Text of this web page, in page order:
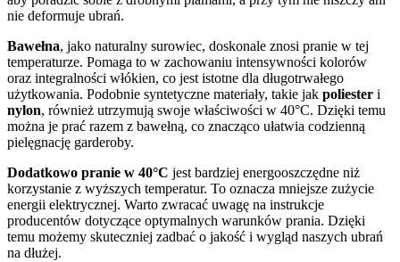
nie deformuje ubrań.
Bawełna, jako naturalny surowiec, doskonale znosi pranie w tej
temperaturze. Pomaga to w zachowaniu intensywności kolorów
oraz integralności włókien, co jest istotne dla długotrwałego
użytkowania. Podobnie syntetyczne materiały, takie jak poliester i
nylon, również utrzymują swoje właściwości w 40°C. Dzięki temu
można je prać razem z bawełną, co znacząco ułatwia codzienną
pielęgnację garderoby.
Dodatkowo pranie w 40°C jest bardziej energooszczędne niż
korzystanie z wyższych temperatur. To oznacza mniejsze zużycie
energii elektrycznej. Warto zwracać uwagę na instrukcje
producentów dotyczące optymalnych warunków prania. Dzięki
temu możemy skuteczniej zadbać o jakość i wygląd naszych ubrań
na dłużej.